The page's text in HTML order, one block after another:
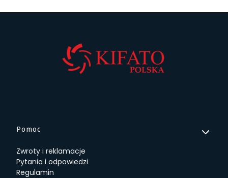
Linki w stopce
Pomoc
Zwroty i reklamacje
Pytania i odpowiedzi
Regulamin